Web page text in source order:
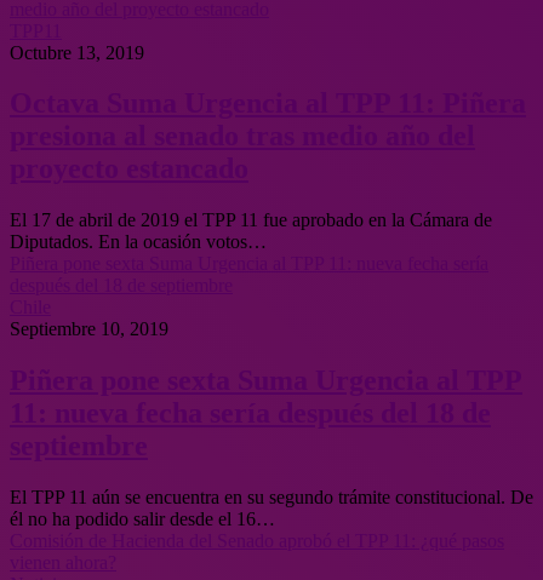
Octubre 13, 2019
El 17 de abril de 2019 el TPP 11 fue aprobado en la Cámara de
Diputados. En la ocasión votos…
Septiembre 10, 2019
El TPP 11 aún se encuentra en su segundo trámite constitucional. De
él no ha podido salir desde el 16…